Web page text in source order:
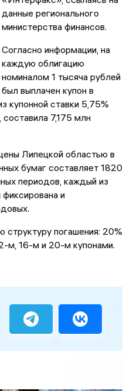
данные регионального
министерства финансов.
Согласно информации, на
каждую облигацию
номиналом 1 тысяча рублей
был выплачен купон в
купонной ставки 5,75%
7,175 млн
Липецкой областью в
бумаг составляет 1820
периодов, каждый из
и
структуру погашения: 20%
м, 16-м и 20-м купонами.